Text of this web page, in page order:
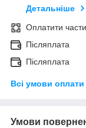
Детальніше
Оплатити
Післяплата
Післяплата
Всі умови оплати
Умови